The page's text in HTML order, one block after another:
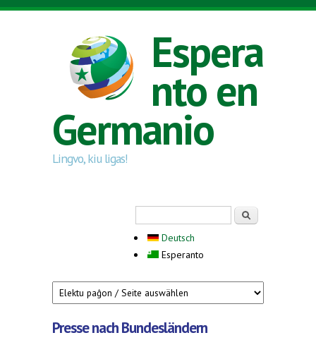
Skip to main content
Espera
nto en
Germanio
Lingvo, kiu ligas!
Deutsch
Esperanto
Presse nach Bundesländern